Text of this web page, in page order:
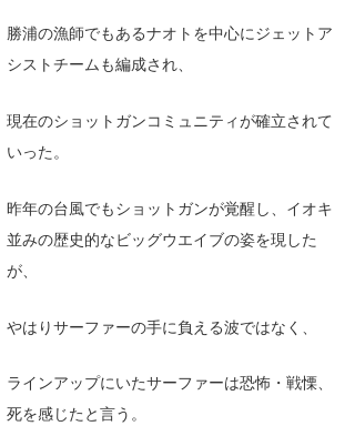
勝浦の漁師でもあるナオトを中心にジェットア
シストチームも編成され、
現在のショットガンコミュニティが確立されて
いった。
昨年の台風でもショットガンが覚醒し、イオキ
並みの歴史的なビッグウエイブの姿を現した
が、
やはりサーファーの手に負える波ではなく、
ラインアップにいたサーファーは恐怖・戦慄、
死を感じたと言う。